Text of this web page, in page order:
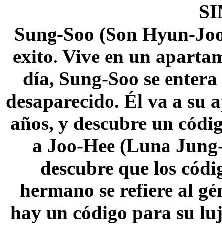
Sung-Soo (Son Hyun-
exito. Vive en un
día, Sung-Soo se
desaparecido. Él va a su
años, y descubre un
a Joo-Hee (Luna
descubre que los
hermano se refiere al
hay un código para su